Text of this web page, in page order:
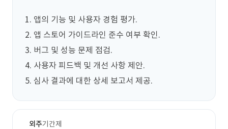
1. 앱의 기능 및 사용자 경험 평가.
2. 앱 스토어 가이드라인 준수 여부 확인.
3. 버그 및 성능 문제 점검.
4. 사용자 피드백 및 개선 사항 제안.
5. 심사 결과에 대한 상세 보고서 제공.
외주기간제